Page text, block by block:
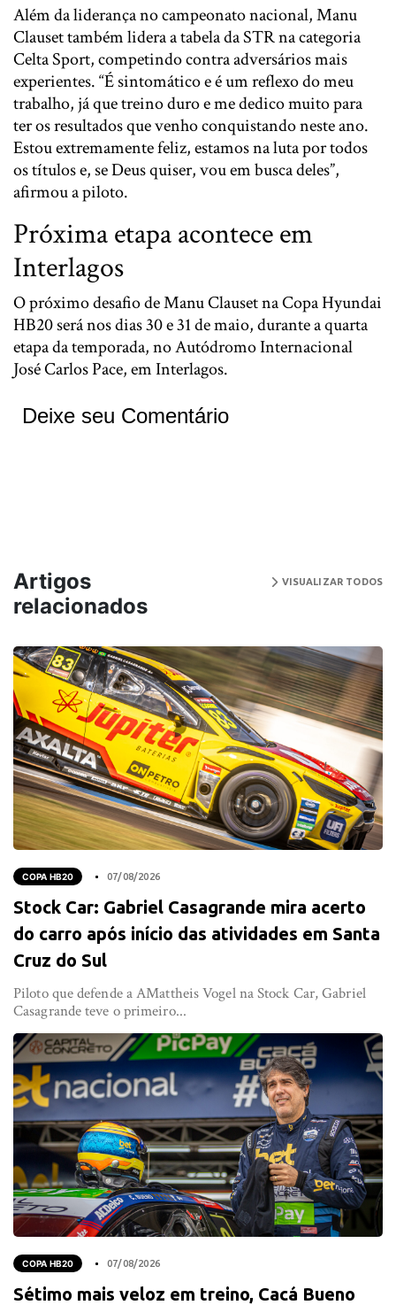
Além da liderança no campeonato nacional, Manu
Clauset também lidera a tabela da STR na categoria
Celta Sport, competindo contra adversários mais
experientes. “É sintomático e é um reflexo do meu
trabalho, já que treino duro e me dedico muito para
ter os resultados que venho conquistando neste ano.
Estou extremamente feliz, estamos na luta por todos
os títulos e, se Deus quiser, vou em busca deles”,
afirmou a piloto.
Próxima etapa acontece em
Interlagos
O próximo desafio deManu Clausetna Copa Hyundai
HB20 será nos dias 30 e 31 de maio, durante a quarta
etapa da temporada, no Autódromo Internacional
José Carlos Pace, em Interlagos.
Deixe seu Comentário
Artigos
relacionados
VISUALIZAR TODOS
COPA HB20 07/08/2026
Stock Car: Gabriel Casagrande mira acerto
do carro após início das atividades em Santa
Cruz do Sul
Piloto que defende a AMattheis Vogel na Stock Car, Gabriel
Casagrande teve o primeiro...
COPA HB20 07/08/2026
Sétimo mais veloz em treino, Cacá Bueno